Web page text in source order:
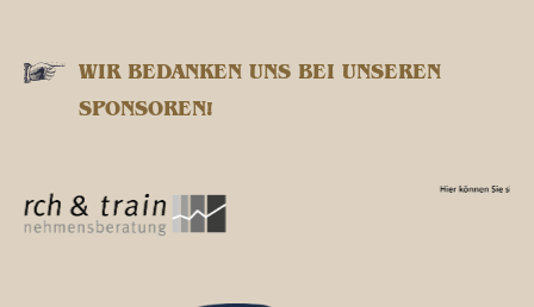
WIR BEDANKEN UNS BEI UNSEREN
SPONSOREN!